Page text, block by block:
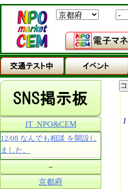
1
IT_NPO&CEM
12/08 なんでも相談 を開設し
ました。
－
京都府